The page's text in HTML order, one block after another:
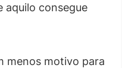
aquilo consegue
menos motivo para